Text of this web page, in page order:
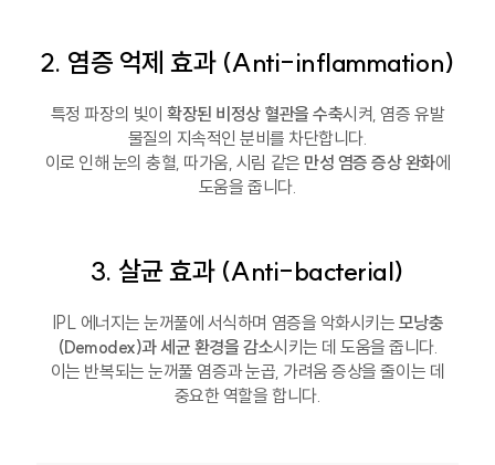
2. 염증 억제 효과 (Anti-inflammation)
특정 파장의 빛이확장된 비정상 혈관을 수축시켜, 염증 유발
물질의 지속적인 분비를 차단합니다.
이로 인해 눈의 충혈, 따가움, 시림 같은 만성 염증 증상 완화에
도움을 줍니다.
3. 살균 효과 (Anti-bacterial)
IPL 에너지는 눈꺼풀에 서식하며 염증을 악화시키는 모낭충
(Demodex)과 세균 환경을 감소시키는 데 도움을 줍니다.
이는 반복되는 눈꺼풀 염증과 눈곱, 가려움 증상을 줄이는 데
중요한 역할을 합니다.